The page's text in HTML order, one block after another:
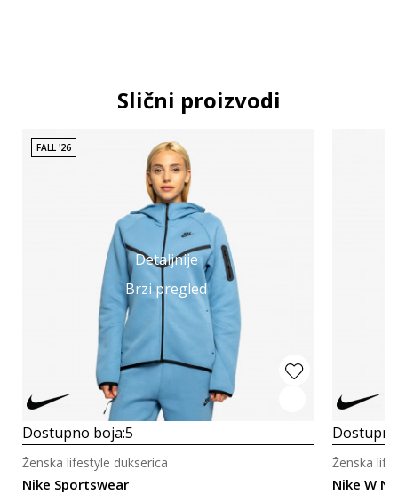
Slični proizvodi
Detaljnije
Brzi pregled
FALL '26
Dostupno boja:5
Nike Sportswear
Ženska lifestyle dukserica
Nike W
Ženska